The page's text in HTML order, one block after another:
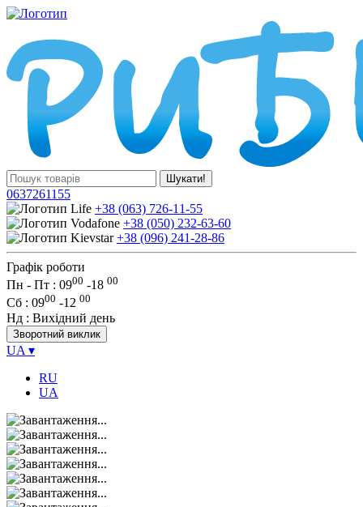
Шукати!
0637261155
+38 (063) 726-11-55
+38 (050) 232-63-60
+38 (096) 241-28-86
Графік роботи
Пн - Пт : 0900 -18 00
Сб : 0900 -12 00
Нд : Вихідний день
Зворотний виклик
UA ▾
RU
UA